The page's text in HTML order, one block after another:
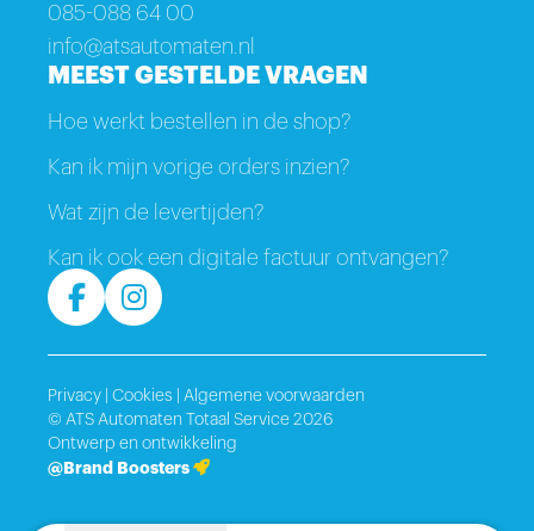
085-088 64 00
info@atsautomaten.nl
MEEST GESTELDE VRAGEN
Hoe werkt bestellen in de shop?
Kan ik mijn vorige orders inzien?
Wat zijn de levertijden?
Kan ik ook een digitale factuur ontvangen?
Ontwerp en ontwikkeling
@Brand Boosters
© ATS Automaten Totaal Service 2026
Privacy Cookies Algemene voorwaarden